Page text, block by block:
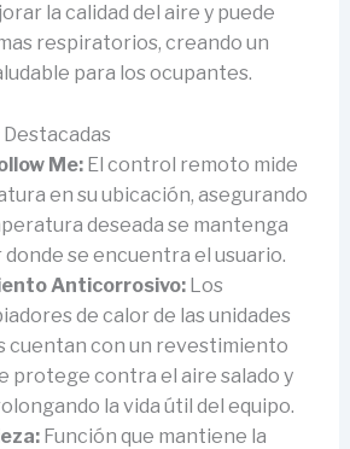
la calidad del aire y puede
respiratorios, creando un
para los ocupantes.
Me:El control remoto mide
en su ubicación, asegurando
deseada se mantenga
donde se encuentra el usuario.
Anticorrosivo:Los
de calor de las unidades
cuentan con un revestimiento
protege contra el aire salado y
la vida útil del equipo.
Función que mantiene la